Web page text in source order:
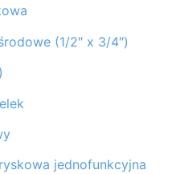
(1/2″ x 3/4″)
jednofunkcyjna